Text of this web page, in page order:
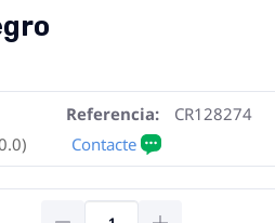
Referencia:
CR128274